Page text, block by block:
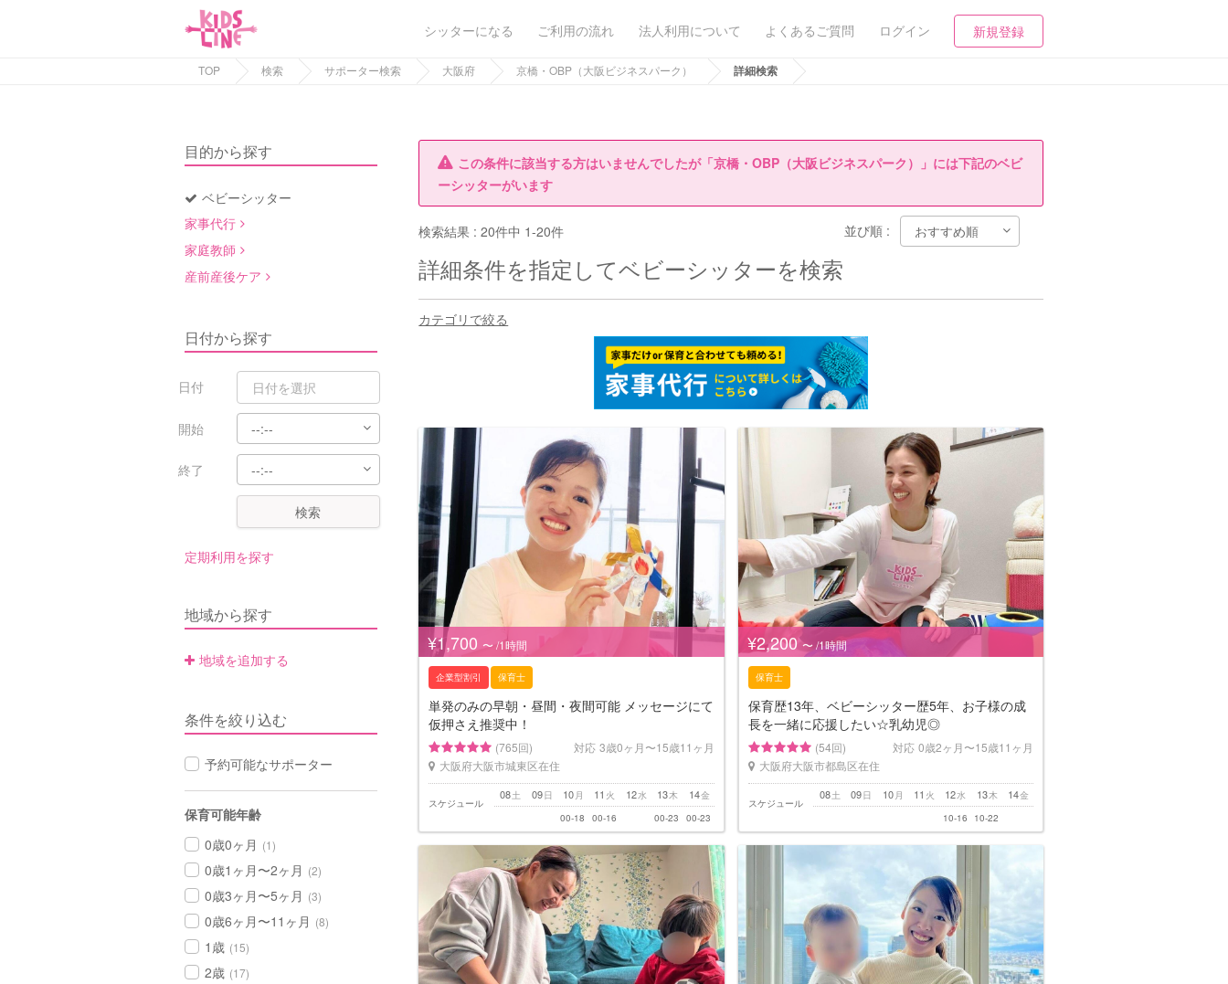
シッターになる ご利用の流れ 法人利用について よくあるご質問 ログイン 新規登録
TOP 検索 サポーター検索 大阪府 京橋・OBP（大阪ビジネスパーク） 詳細検索
目的から探す
ベビーシッター
家事代行
家庭教師
産前産後ケア
日付から探す
日付
開始
終了
検索
定期利用を探す
地域から探す
地域を追加する
条件を絞り込む
予約可能なサポーター
保育可能年齢
0歳0ヶ月 (1)
0歳1ヶ月〜2ヶ月 (2)
0歳3ヶ月〜5ヶ月 (3)
0歳6ヶ月〜11ヶ月 (8)
1歳 (15)
2歳 (17)
この条件に該当する方はいませんでしたが「京橋・OBP（大阪ビジネスパーク）」には下記のベビ
ーシッターがいます
検索結果 :20件中 1-20件 並び順 :
詳細条件を指定してベビーシッターを検索
カテゴリで絞る
¥1,700 〜 /1時間
企業型割引 保育士
単発のみの早朝・昼間・夜間可能 メッセージにて
仮押さえ推奨中！
(765回) 対応 3歳0ヶ月〜15歳11ヶ月
大阪府大阪市城東区在住
スケジュール
土
08 日
09 月
10 火
11 水
12 木
13 金
14
00-18 00-16 00-23 00-23
¥2,200 〜 /1時間
保育士
保育歴13年、ベビーシッター歴5年、お子様の成
長を一緒に応援したい☆乳幼児◎
(54回) 対応 0歳2ヶ月〜15歳11ヶ月
大阪府大阪市都島区在住
スケジュール
土
08 日
09 月
10 火
11 水
12 木
13 金
14
10-16 10-22